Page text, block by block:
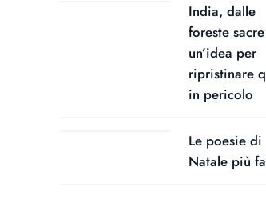
India, dalle
foreste sacre
un’idea per
ripristinare
in pericolo
Le poesie di
Natale più